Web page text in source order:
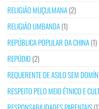
RELIGIÃO MUÇULMANA(2)
RELIGIÃO UMBANDA(1)
REPÚBLICA POPULAR DA CHINA(1)
REPÚDIO (2)
REQUERENTE DE ASILO SEM
RESPEITO PELO MEIO ÉTNICO E